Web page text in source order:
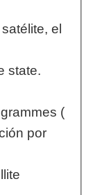
el
state.
(
por